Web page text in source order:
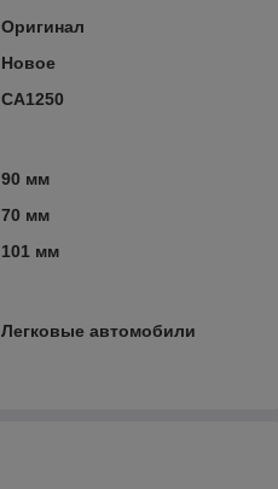
Оригинал
Новое
CA1250
90 мм
70 мм
101 мм
Легковые автомобили